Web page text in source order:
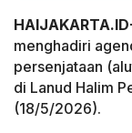
menghadiri
persenjataan
di Lanud Halim
(18/5/2026).